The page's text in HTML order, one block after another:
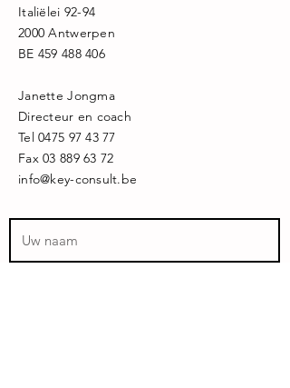
Italiëlei 92-94
2000 Antwerpen
BE 459 488 406
Janette Jongma
Directeur en coach
Tel0475 97 43 77
Fax03 889 63 72
info@key-consult.be